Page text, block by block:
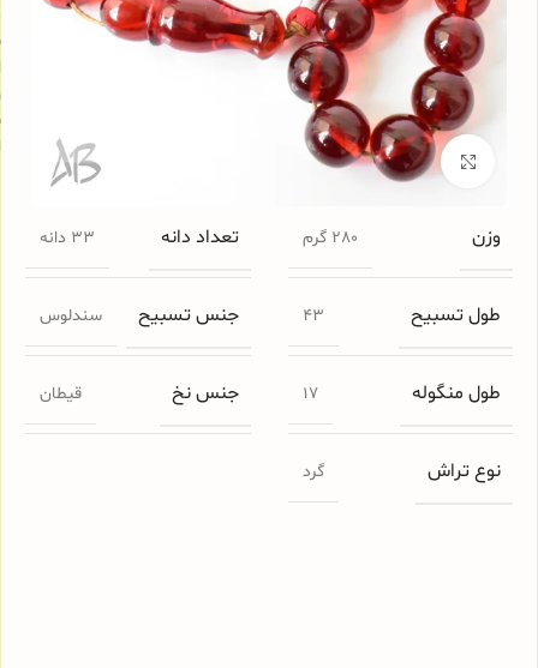
برای بزرگنمایی کلیک کنید
وزن 280 گرم تعداد دانه 33 دانه
طول تسبیح 43 جنس تسبیح سندلوس
طول منگوله 17 جنس نخ قیطان
نوع تراش گرد